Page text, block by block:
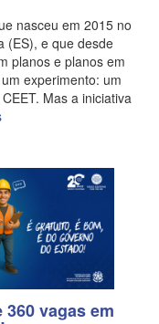
nasceu em 2015 no
(ES), e que desde
planos e planos em
experimento: um
Mas a iniciativa
vagas em